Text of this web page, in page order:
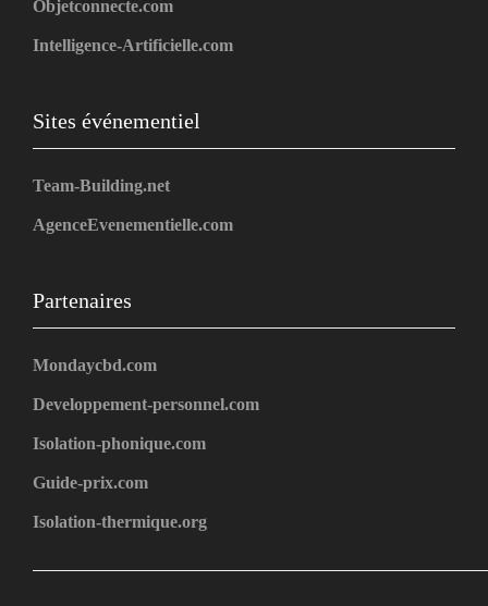
Objetconnecte.com
Intelligence-Artificielle.com
Sites événementiel
Team-Building.net
AgenceEvenementielle.com
Partenaires
Mondaycbd.com
Developpement-personnel.com
Isolation-phonique.com
Guide-prix.com
Isolation-thermique.org